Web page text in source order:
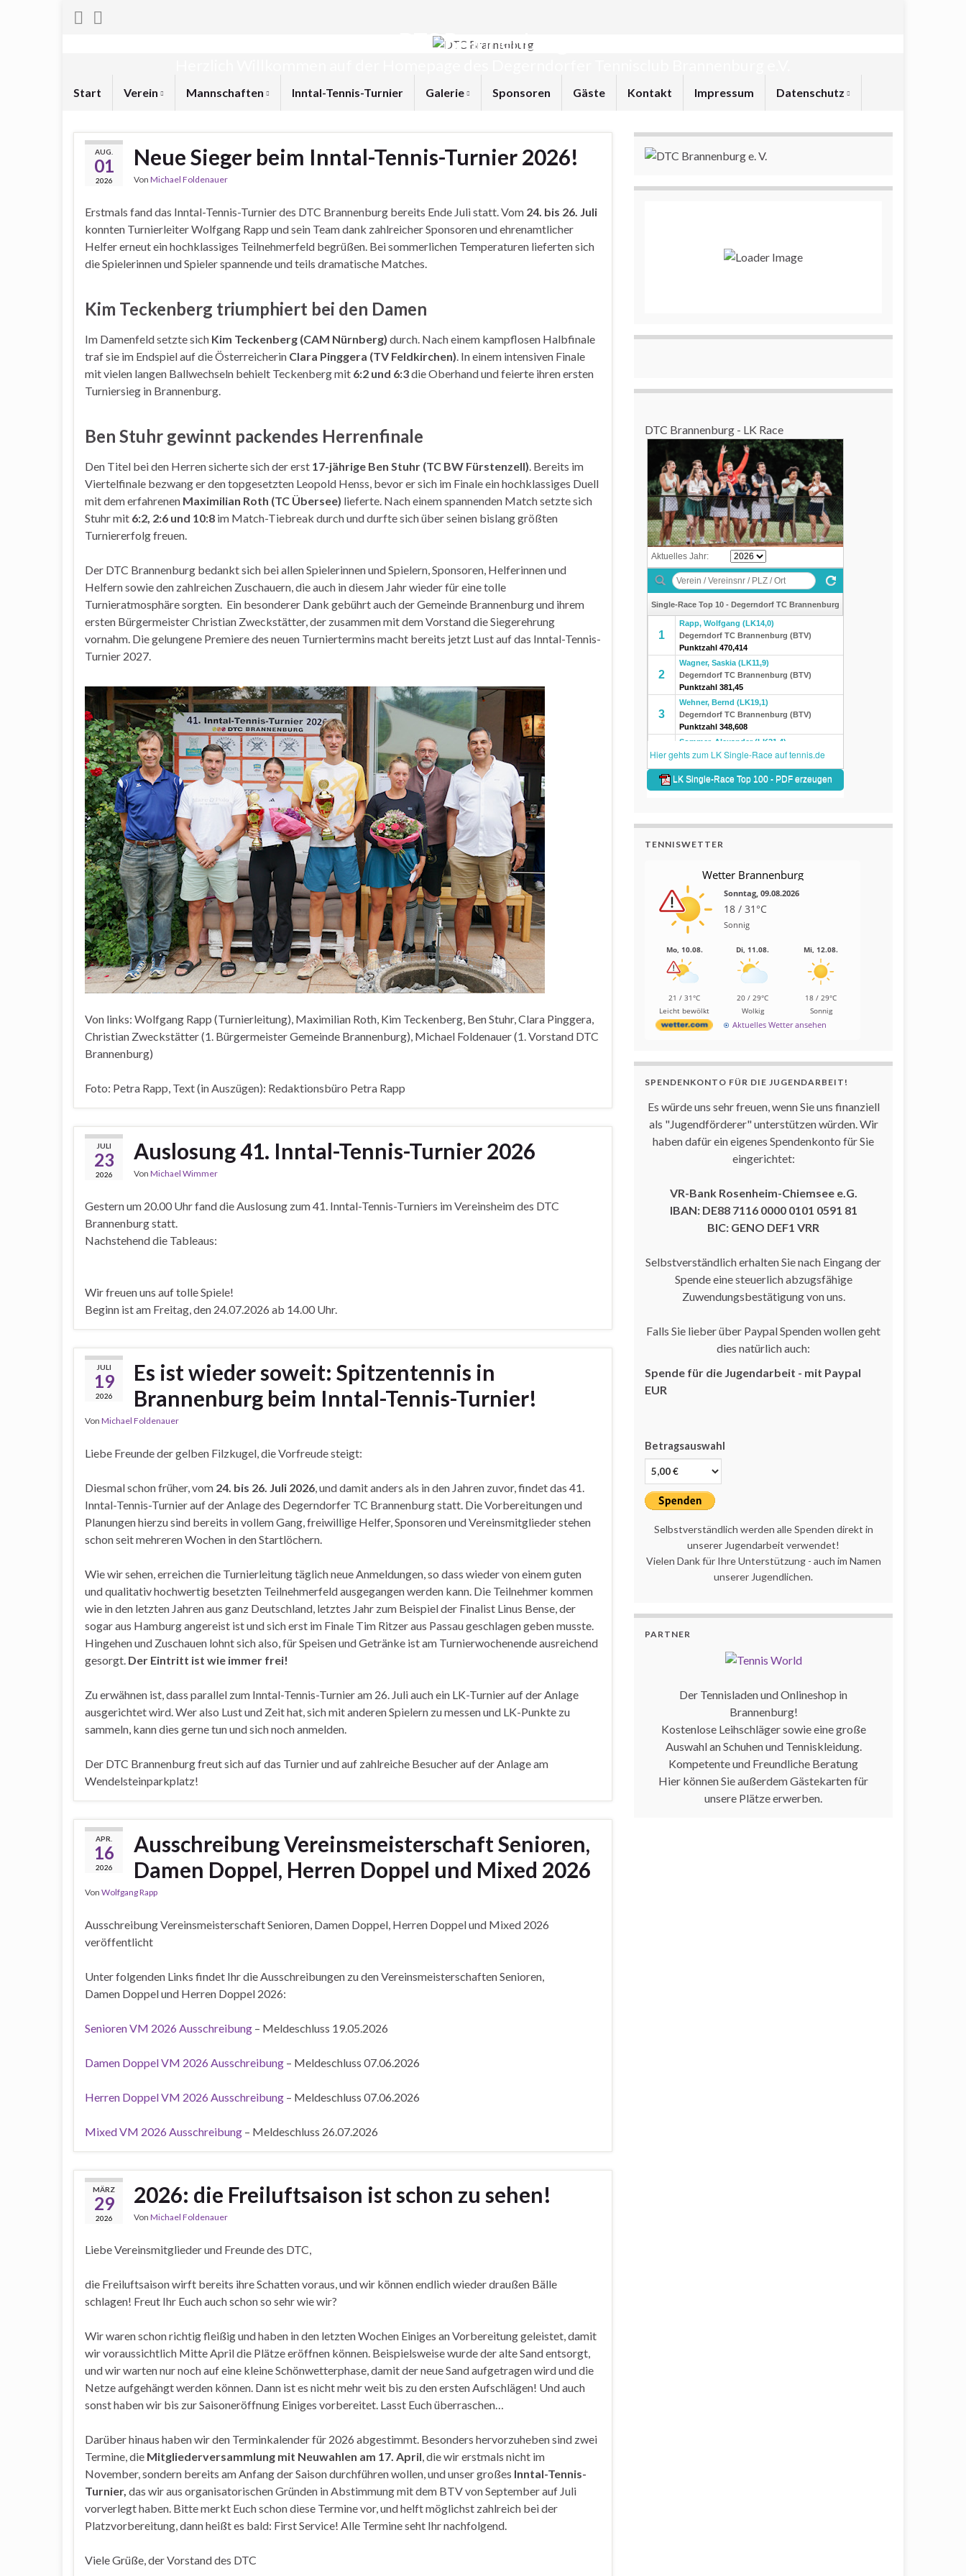
DTC Brannenburg
Start Verein Mannschaften Inntal-Tennis-Turnier Galerie Sponsoren Gäste Kontakt Impressum Datenschutz
AUG.
01
2026
Neue Sieger beim Inntal-Tennis-Turnier 2026!
Von Michael Foldenauer
Erstmals fand das Inntal-Tennis-Turnier des DTC Brannenburg bereits Ende Juli statt. Vom 24. bis 26. Juli
konnten Turnierleiter Wolfgang Rapp und sein Team dank zahlreicher Sponsoren und ehrenamtlicher
Helfer erneut ein hochklassiges Teilnehmerfeld begrüßen. Bei sommerlichen Temperaturen lieferten sich
die Spielerinnen und Spieler spannende und teils dramatische Matches.
Kim Teckenberg triumphiert bei den Damen
Im Damenfeld setzte sich Kim Teckenberg (CAM Nürnberg) durch. Nach einem kampflosen Halbfinale
traf sie im Endspiel auf die Österreicherin Clara Pinggera (TV Feldkirchen). In einem intensiven Finale
mit vielen langen Ballwechseln behielt Teckenberg mit 6:2 und 6:3die Oberhand und feierte ihren ersten
Turniersieg in Brannenburg.
Ben Stuhr gewinnt packendes Herrenfinale
Den Titel bei den Herren sicherte sich der erst 17-jährige Ben Stuhr (TC BW Fürstenzell). Bereits im
Viertelfinale bezwang er den topgesetzten Leopold Henss, bevor er sich im Finale ein hochklassiges Duell
mit dem erfahrenen Maximilian Roth (TC Übersee) lieferte. Nach einem spannenden Match setzte sich
Stuhr mit 6:2, 2:6 und 10:8 im Match-Tiebreak durch und durfte sich über seinen bislang größten
Turniererfolg freuen.
Der DTC Brannenburg bedankt sich bei allen Spielerinnen und Spielern, Sponsoren, Helferinnen und
Helfern sowie den zahlreichen Zuschauern, die auch in diesem Jahr wieder für eine tolle
Turnieratmosphäre sorgten. Ein besonderer Dank gebührt auch der Gemeinde Brannenburg und ihrem
ersten Bürgermeister Christian Zweckstätter, der zusammen mit dem Vorstand die Siegerehrung
vornahm. Die gelungene Premiere des neuen Turniertermins macht bereits jetzt Lust auf das Inntal-Tennis-
Turnier 2027.
Von links: Wolfgang Rapp (Turnierleitung), Maximilian Roth, Kim Teckenberg, Ben Stuhr, Clara Pinggera,
Christian Zweckstätter (1. Bürgermeister Gemeinde Brannenburg), Michael Foldenauer (1. Vorstand DTC
Brannenburg)
Foto: Petra Rapp, Text (in Auszügen): Redaktionsbüro Petra Rapp
JULI
23
2026
Auslosung 41. Inntal-Tennis-Turnier 2026
Von Michael Wimmer
Gestern um 20.00 Uhr fand die Auslosung zum 41. Inntal-Tennis-Turniers im Vereinsheim des DTC
Brannenburg statt.
Nachstehend die Tableaus:
Wir freuen uns auf tolle Spiele!
Beginn ist am Freitag, den 24.07.2026 ab 14.00 Uhr.
JULI
19
2026
Es ist wieder soweit: Spitzentennis in
Brannenburg beim Inntal-Tennis-Turnier!
Von Michael Foldenauer
Liebe Freunde der gelben Filzkugel, die Vorfreude steigt:
Diesmal schon früher, vom 24. bis 26. Juli 2026, und damit anders als in den Jahren zuvor, findet das 41.
Inntal-Tennis-Turnier auf der Anlage des Degerndorfer TC Brannenburg statt. Die Vorbereitungen und
Planungen hierzu sind bereits in vollem Gang, freiwillige Helfer, Sponsoren und Vereinsmitglieder stehen
schon seit mehreren Wochen in den Startlöchern.
Wie wir sehen, erreichen die Turnierleitung täglich neue Anmeldungen, so dass wieder von einem guten
und qualitativ hochwertig besetzten Teilnehmerfeld ausgegangen werden kann. Die Teilnehmer kommen
wie in den letzten Jahren aus ganz Deutschland, letztes Jahr zum Beispiel der Finalist Linus Bense, der
sogar aus Hamburg angereist ist und sich erst im Finale Tim Ritzer aus Passau geschlagen geben musste.
Hingehen und Zuschauen lohnt sich also, für Speisen und Getränke ist am Turnierwochenende ausreichend
gesorgt. Der Eintritt ist wie immer frei!
Zu erwähnen ist, dass parallel zum Inntal-Tennis-Turnier am 26. Juli auch ein LK-Turnier auf der Anlage
ausgerichtet wird. Wer also Lust und Zeit hat, sich mit anderen Spielern zu messen und LK-Punkte zu
sammeln, kann dies gerne tun und sich noch anmelden.
Der DTC Brannenburg freut sich auf das Turnier und auf zahlreiche Besucher auf der Anlage am
Wendelsteinparkplatz!
APR.
16
2026
Ausschreibung Vereinsmeisterschaft Senioren,
Damen Doppel, Herren Doppel und Mixed 2026
Von Wolfgang Rapp
Ausschreibung Vereinsmeisterschaft Senioren, Damen Doppel, Herren Doppel und Mixed 2026
veröffentlicht
Unter folgenden Links findet Ihr die Ausschreibungen zu den Vereinsmeisterschaften Senioren,
Damen Doppel und Herren Doppel 2026:
Senioren VM 2026 Ausschreibung – Meldeschluss 19.05.2026
Damen Doppel VM 2026 Ausschreibung – Meldeschluss 07.06.2026
Herren Doppel VM 2026 Ausschreibung – Meldeschluss 07.06.2026
Mixed VM 2026 Ausschreibung – Meldeschluss 26.07.2026
MÄRZ
29
2026
2026: die Freiluftsaison ist schon zu sehen!
Von Michael Foldenauer
Liebe Vereinsmitglieder und Freunde des DTC,
die Freiluftsaison wirft bereits ihre Schatten voraus, und wir können endlich wieder draußen Bälle
schlagen! Freut Ihr Euch auch schon so sehr wie wir?
Wir waren schon richtig fleißig und haben in den letzten Wochen Einiges an Vorbereitung geleistet, damit
wir voraussichtlich Mitte April die Plätze eröffnen können. Beispielsweise wurde der alte Sand entsorgt,
und wir warten nur noch auf eine kleine Schönwetterphase, damit der neue Sand aufgetragen wird und die
Netze aufgehängt werden können. Dann ist es nicht mehr weit bis zu den ersten Aufschlägen! Und auch
sonst haben wir bis zur Saisoneröffnung Einiges vorbereitet. Lasst Euch überraschen…
Darüber hinaus haben wir den Terminkalender für 2026 abgestimmt. Besonders hervorzuheben sind zwei
Termine, die Mitgliederversammlung mit Neuwahlen am 17. April, die wir erstmals nicht im
November, sondern bereits am Anfang der Saison durchführen wollen, und unser großes Inntal-Tennis-
Turnier, das wir aus organisatorischen Gründen in Abstimmung mit dem BTV von September auf Juli
vorverlegt haben. Bitte merkt Euch schon diese Termine vor, und helft möglichst zahlreich bei der
Platzvorbereitung, dann heißt es bald: First Service! Alle Termine seht Ihr nachfolgend.
Viele Grüße, der Vorstand des DTC
DTC Brannenburg - LK Race
TENNISWETTER
Wetter Brannenburg
Sonntag, 09.08.2026
18 / 31°C
Sonnig
Mo, 10.08.
21 / 31°C
Leicht bewölkt
Di, 11.08.
20 / 29°C
Wolkig
Mi, 12.08.
18 / 29°C
Sonnig
Aktuelles Wetter ansehen
SPENDENKONTO FÜR DIE JUGENDARBEIT!
Es würde uns sehr freuen, wenn Sie uns finanziell
als "Jugendförderer" unterstützen würden. Wir
haben dafür ein eigenes Spendenkonto für Sie
eingerichtet:
VR-Bank Rosenheim-Chiemsee e.G.
IBAN: DE88 7116 0000 0101 0591 81
BIC: GENO DEF1 VRR
Selbstverständlich erhalten Sie nach Eingang der
Spende eine steuerlich abzugsfähige
Zuwendungsbestätigung von uns.
Falls Sie lieber über Paypal Spenden wollen geht
dies natürlich auch:
Spende für die Jugendarbeit - mit Paypal
EUR
Betragsauswahl
Selbstverständlich werden alle Spenden direkt in
unserer Jugendarbeit verwendet!
Vielen Dank für Ihre Unterstützung - auch im Namen
unserer Jugendlichen.
PARTNER
Der Tennisladen und Onlineshop in
Brannenburg!
Kostenlose Leihschläger sowie eine große
Auswahl an Schuhen und Tenniskleidung.
Kompetente und Freundliche Beratung
Hier können Sie außerdem Gästekarten für
unsere Plätze erwerben.